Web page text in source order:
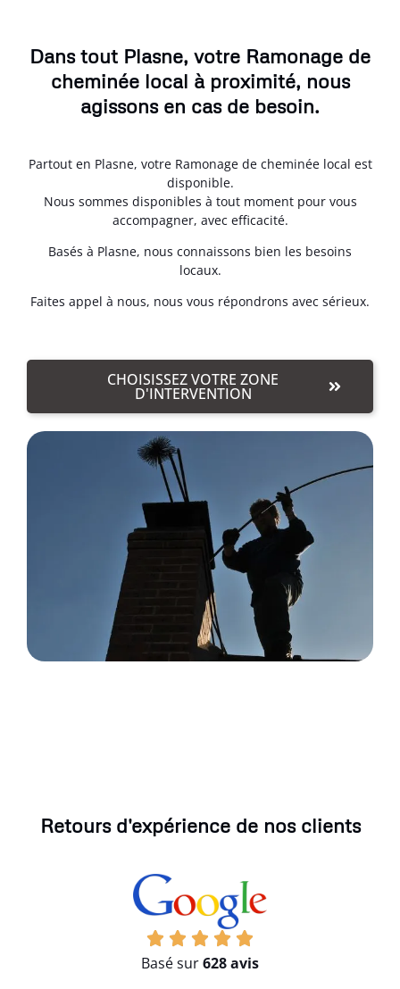
Dans tout Plasne, votre Ramonage de
cheminée local à proximité, nous
agissons en cas de besoin.
Partout en Plasne, votre Ramonage de cheminée local est
disponible.
Nous sommes disponibles à tout moment pour vous
accompagner, avec efficacité.
Basés à Plasne, nous connaissons bien les besoins
locaux.
Faites appel à nous, nous vous répondrons avec sérieux.
CHOISISSEZ VOTRE ZONE
D'INTERVENTION
Retours d'expérience de nos clients
Basé sur628 avis